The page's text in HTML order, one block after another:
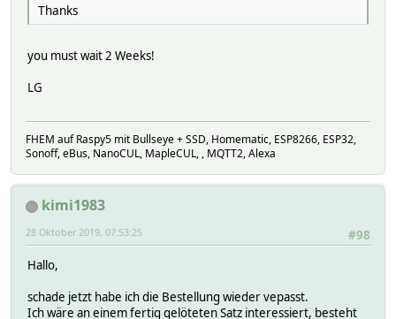
Thanks
you must wait 2 Weeks!
LG
FHEM auf Raspy5 mit Bullseye + SSD, Homematic, ESP8266, ESP32,
Sonoff, eBus, NanoCUL, MapleCUL, , MQTT2, Alexa
kimi1983
#98
28 Oktober 2019, 07:53:25
Hallo,
schade jetzt habe ich die Bestellung wieder vepasst.
Ich wäre an einem fertig gelöteten Satz interessiert, besteht